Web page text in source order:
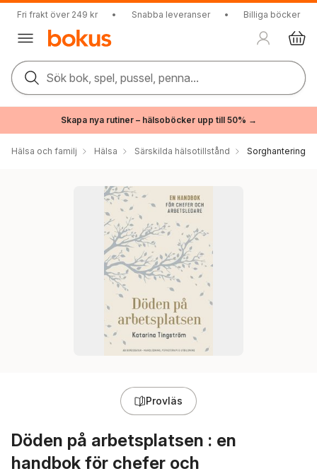
Fri frakt över 249 kr • Snabba leveranser • Billiga böcker
Sök bok, spel, pussel, penna...
Skapa nya rutiner – hälsoböcker upp till 50% →
Hälsa och familj Hälsa Särskilda hälsotillstånd Sorghantering
Provläs
Döden på arbetsplatsen : en
handbok för chefer och